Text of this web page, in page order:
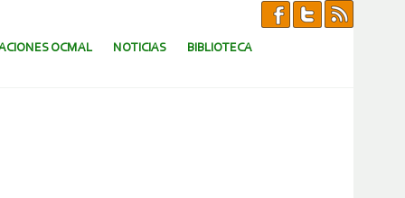
OCMAL NOTICIAS BIBLIOTECA